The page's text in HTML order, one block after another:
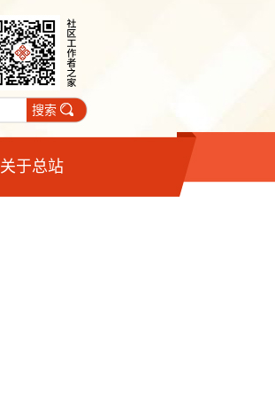
搜索
关于总站